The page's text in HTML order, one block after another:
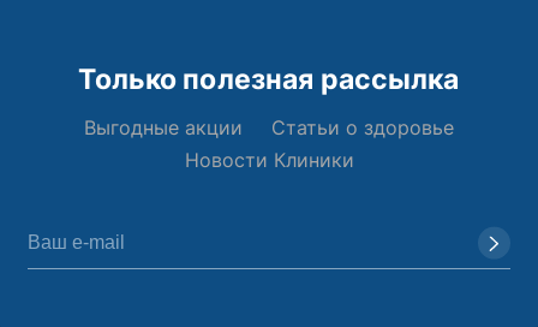
Только полезная рассылка
Выгодные акции
Статьи о здоровье
Новости Клиники